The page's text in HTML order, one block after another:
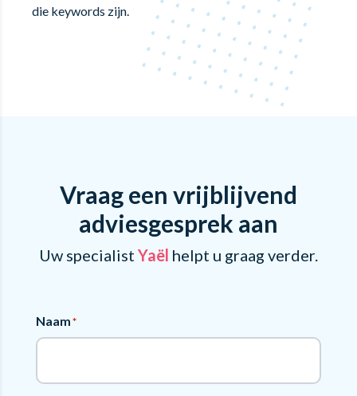
die keywords zijn.
Vraag een vrijblijvend
adviesgesprek aan
Uw specialist Yaël helpt u graag verder.
Naam*